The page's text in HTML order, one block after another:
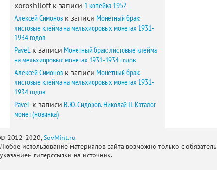
xoroshiloffк записи 1 копейка 1952
Алексей Симонов к записи Монетный брак:
листовые клейма на мельхиоровых монетах 1931-
1934 годов
PaveL к записи Монетный брак: листовые клейма
на мельхиоровых монетах 1931-1934 годов
Алексей Симонов к записи Монетный брак:
листовые клейма на мельхиоровых монетах 1931-
1934 годов
PaveL к записи В.Ю. Сидоров. Николай II. Каталог
монет (новинка)
© 2012-2020,SovMint.ru
Любое использование материалов сайта возможно только с
указанием гиперссылки на источник.